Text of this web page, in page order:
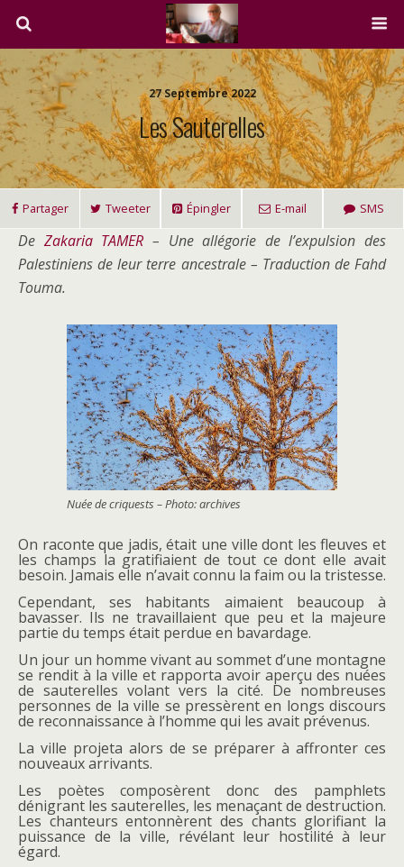
27 Septembre 2022
Les Sauterelles
Partager Tweeter Épingler E-mail SMS
De Zakaria TAMER – Une allégorie de l’expulsion des
Palestiniens de leur terre ancestrale – Traduction de Fahd
Touma.
Nuée de criquests – Photo: archives
On raconte que jadis, était une ville dont les fleuves et
les champs la gratifiaient de tout ce dont elle avait
besoin. Jamais elle n’avait connu la faim ou la tristesse.
Cependant, ses habitants aimaient beaucoup à
bavasser. Ils ne travaillaient que peu et la majeure
partie du temps était perdue en bavardage.
Un jour un homme vivant au sommet d’une montagne
se rendit à la ville et rapporta avoir aperçu des nuées
de sauterelles volant vers la cité. De nombreuses
personnes de la ville se pressèrent en longs discours
de reconnaissance à l’homme qui les avait prévenus.
La ville projeta alors de se préparer à affronter ces
nouveaux arrivants.
Les poètes composèrent donc des pamphlets
dénigrant les sauterelles, les menaçant de destruction.
Les chanteurs entonnèrent des chants glorifiant la
puissance de la ville, révélant leur hostilité à leur
égard.